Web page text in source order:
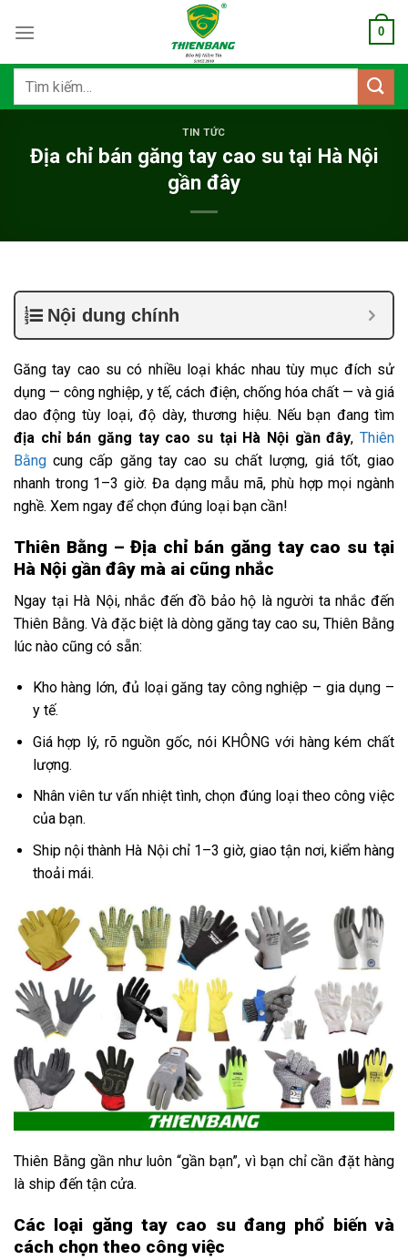
qua
dung
0
Tìm
TIN TỨC
Địa chỉ bán găng tay cao su tại Hà Nội
gần đây
Nội dung chính
Găng tay cao su có nhiều loại khác nhau tùy mục đích sử
dụng — công nghiệp, y tế, cách điện, chống hóa chất — và giá
dao động tùy loại, độ dày, thương hiệu. Nếu bạn đang tìm
địa chỉ bán găng tay cao su tại Hà Nội gần đây,Thiên
Bằng cung cấp găng tay cao su chất lượng, giá tốt, giao
nhanh trong 1–3 giờ. Đa dạng mẫu mã, phù hợp mọi ngành
nghề. Xem ngay để chọn đúng loại bạn cần!
Thiên Bằng – Địa chỉ bán găng tay cao su tại
Hà Nội gần đây mà ai cũng nhắc
Ngay tại Hà Nội, nhắc đến đồ bảo hộ là người ta nhắc đến
Thiên Bằng. Và đặc biệt là dòng găng tay cao su, Thiên Bằng
lúc nào cũng có sẵn:
Kho hàng lớn, đủ loại găng tay công nghiệp – gia dụng –
y tế.
Giá hợp lý, rõ nguồn gốc, nói KHÔNG với hàng kém chất
lượng.
Nhân viên tư vấn nhiệt tình, chọn đúng loại theo công việc
của bạn.
Ship nội thành Hà Nội chỉ 1–3 giờ, giao tận nơi, kiểm hàng
thoải mái.
Thiên Bằng gần như luôn “gần bạn”, vì bạn chỉ cần đặt hàng
là ship đến tận cửa.
Các loại găng tay cao su đang phổ biến và
cách chọn theo công việc